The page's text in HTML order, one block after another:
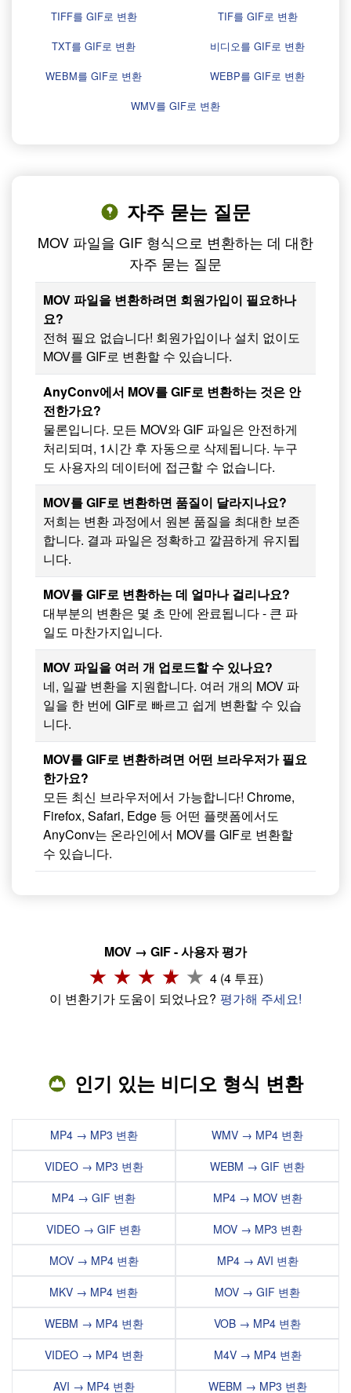
TIFF를 GIF로 변환
TIF를 GIF로 변환
TXT를 GIF로 변환
비디오를 GIF로 변환
WEBM를 GIF로 변환
WEBP를 GIF로 변환
WMV를 GIF로 변환
자주 묻는 질문
MOV 파일을 GIF 형식으로 변환하는 데 대한
자주 묻는 질문
MOV 파일을 변환하려면 회원가입이 필요하나
요?
전혀 필요 없습니다! 회원가입이나 설치 없이도
MOV를 GIF로 변환할 수 있습니다.
AnyConv에서 MOV를 GIF로 변환하는 것은 안
전한가요?
물론입니다. 모든 MOV와 GIF 파일은 안전하게
처리되며, 1시간 후 자동으로 삭제됩니다. 누구
도 사용자의 데이터에 접근할 수 없습니다.
MOV를 GIF로 변환하면 품질이 달라지나요?
저희는 변환 과정에서 원본 품질을 최대한 보존
합니다. 결과 파일은 정확하고 깔끔하게 유지됩
니다.
MOV를 GIF로 변환하는 데 얼마나 걸리나요?
대부분의 변환은 몇 초 만에 완료됩니다 - 큰 파
일도 마찬가지입니다.
MOV 파일을 여러 개 업로드할 수 있나요?
네, 일괄 변환을 지원합니다. 여러 개의 MOV 파
일을 한 번에 GIF로 빠르고 쉽게 변환할 수 있습
니다.
MOV를 GIF로 변환하려면 어떤 브라우저가 필요
한가요?
모든 최신 브라우저에서 가능합니다! Chrome,
Firefox, Safari, Edge 등 어떤 플랫폼에서도
AnyConv는 온라인에서 MOV를 GIF로 변환할
수 있습니다.
MOV → GIF - 사용자 평가
4 (4 투표)
이 변환기가 도움이 되었나요? 평가해 주세요!
인기 있는 비디오 형식 변환
MP4 → MP3 변환
VIDEO → MP3 변환
MP4 → GIF 변환
VIDEO → GIF 변환
MOV → MP4 변환
MKV → MP4 변환
WEBM → MP4 변환
VIDEO → MP4 변환
AVI → MP4 변환
WMV → MP4 변환
WEBM → GIF 변환
MP4 → MOV 변환
MOV → MP3 변환
MP4 → AVI 변환
MOV → GIF 변환
VOB → MP4 변환
M4V → MP4 변환
WEBM → MP3 변환